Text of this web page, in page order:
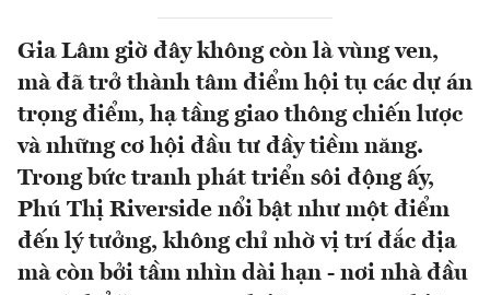
Gia Lâm giờ đây không còn là vùng ven,
mà đã trở thành tâm điểm hội tụ các dự án
trọng điểm, hạ tầng giao thông chiến lược
và những cơ hội đầu tư đầy tiềm năng.
Trong bức tranh phát triển sôi động ấy,
Phú Thị Riverside nổi bật như một điểm
đến lý tưởng, không chỉ nhờ vị trí đắc địa
mà còn bởi tầm nhìn dài hạn - nơi nhà đầu